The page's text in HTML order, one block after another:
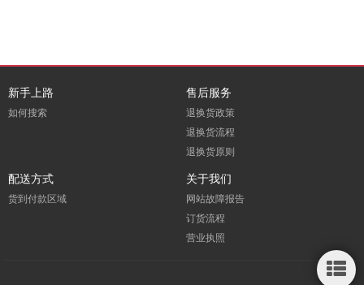
侧
新手上路
如何搜索
售后服务
退换货政策
退换货流程
退换货原则
配送方式
货到付款区域
关于我们
网站故障报告
订货流程
营业执照